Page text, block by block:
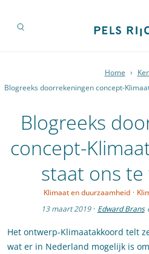
Home ›
Blogreeks doorrekeningen concept-
Blogreeks
concept-
staat ons te
Klimaat en duurzaamheid ·
13 maart 2019 · Edward Brans
Het ontwerp-Klimaatakkoord telt
wat er in Nederland mogelijk is